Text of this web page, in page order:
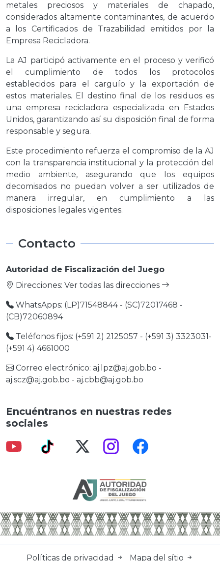
metales preciosos y materiales de chapado,
considerados altamente contaminantes, de acuerdo
a los Certificados de Trazabilidad emitidos por la
Empresa Recicladora.
La AJ participó activamente en el proceso y verificó
el cumplimiento de todos los protocolos
establecidos para el carguío y la exportación de
estos materiales. El destino final de los residuos es
una empresa recicladora especializada en Estados
Unidos, garantizando así su disposición final de forma
responsable y segura.
Este procedimiento refuerza el compromiso de la AJ
con la transparencia institucional y la protección del
medio ambiente, asegurando que los equipos
decomisados no puedan volver a ser utilizados de
manera irregular, en cumplimiento a las
disposiciones legales vigentes.
Contacto
Autoridad de Fiscalización del Juego
Direcciones: Ver todas las direcciones
WhatsApps: (LP)71548844 - (SC)72017468 -
(CB)72060894
Teléfonos fijos: (+591 2) 2125057 - (+591 3) 3323031-
(+591 4) 4661000
Correo electrónico: aj.lpz@aj.gob.bo -
aj.scz@aj.gob.bo - aj.cbb@aj.gob.bo
Encuéntranos en nuestras redes
sociales
Políticas de privacidad Mapa del sítio